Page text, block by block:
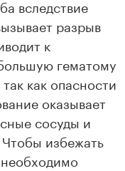
вследствие
разрыв
к
гематому
как опасности
оказывает
сосуды и
избежать